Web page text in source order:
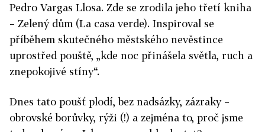
Pedro Vargas Llosa. Zde se zrodila jeho třetí kniha
– Zelený dům (La casa verde). Inspiroval se
příběhem skutečného městského nevěstince
uprostřed pouště, „kde noc přinášela světla, ruch a
znepokojivé stíny“.
Dnes tato poušť plodí, bez nadsázky, zázraky –
obrovské borůvky, rýži (!) a zejména to, proč jsme